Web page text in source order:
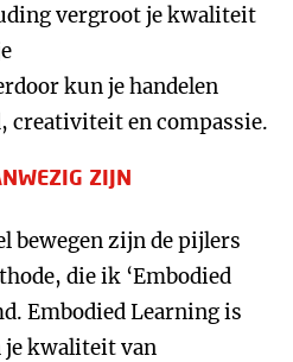
vergroot je kwaliteit
kun je handelen
creativiteit en compassie.
ZIJN
bewegen zijn de pijlers
die ik ‘Embodied
Embodied Learning is
je kwaliteit van